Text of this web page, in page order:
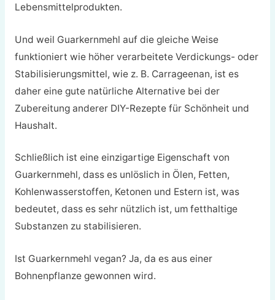
Lebensmittelprodukten.
Und weil Guarkernmehl auf die gleiche Weise
funktioniert wie höher verarbeitete Verdickungs- oder
Stabilisierungsmittel, wie z. B. Carrageenan, ist es
daher eine gute natürliche Alternative bei der
Zubereitung anderer DIY-Rezepte für Schönheit und
Haushalt.
Schließlich ist eine einzigartige Eigenschaft von
Guarkernmehl, dass es unlöslich in Ölen, Fetten,
Kohlenwasserstoffen, Ketonen und Estern ist, was
bedeutet, dass es sehr nützlich ist, um fetthaltige
Substanzen zu stabilisieren.
Ist Guarkernmehl vegan? Ja, da es aus einer
Bohnenpflanze gewonnen wird.